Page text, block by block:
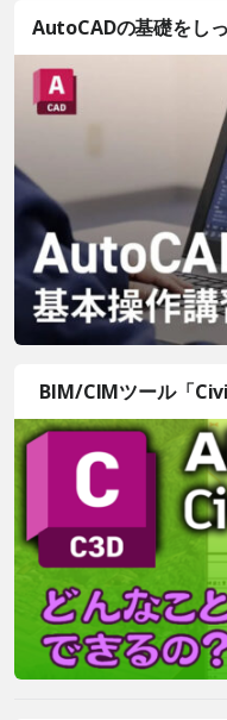
AutoCADの基礎をし
BIM/CIMツール「